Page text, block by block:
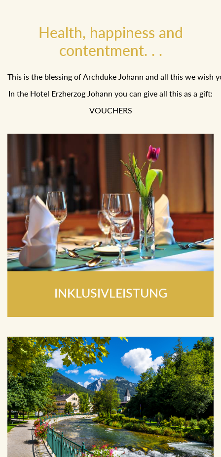
Health, happiness and
contentment. . .
This is the blessing of Archduke Johann and all this we wish
In the Hotel Erzherzog Johann you can give all this as a gift:
VOUCHERS
INKLUSIVLEISTUNG